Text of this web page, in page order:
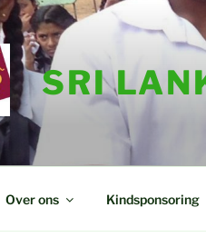
SRI
Over ons Kindsponsoring